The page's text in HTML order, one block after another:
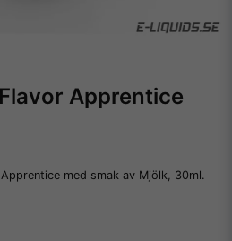
Apprentice
med smak av Mjölk, 30ml.